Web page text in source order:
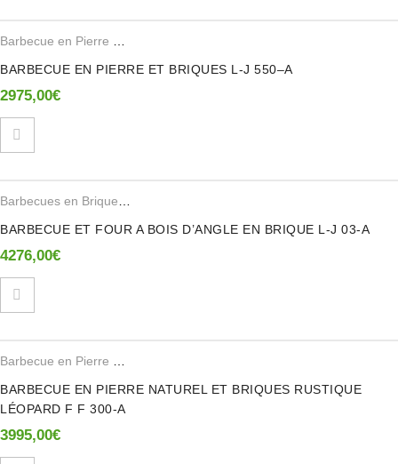
BARBECUE EN PIERRE ET BRIQUES L-J 550–A
2975,00€
BARBECUE ET FOUR A BOIS D’ANGLE EN BRIQUE L-J 03-A
4276,00€
BARBECUE EN PIERRE NATUREL ET BRIQUES RUSTIQUE
LÉOPARD F F 300-A
3995,00€